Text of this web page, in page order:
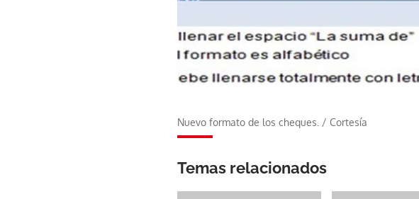
Nuevo formato de los cheques. / Cortesía
Temas relacionados